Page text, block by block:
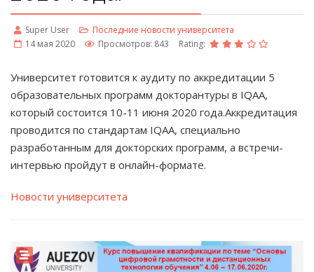
Super User
Последние новости университета
14 мая 2020
Просмотров: 843 Rating:
Университет готовится к аудиту по аккредитации 5
образовательных программ докторантуры в IQAA,
который состоится 10-11 июня 2020 года.Аккредитация
проводится по стандартам IQAA, специально
разработанным для докторских программ, а встречи-
интервью пройдут в онлайн-формате.
Новости университета